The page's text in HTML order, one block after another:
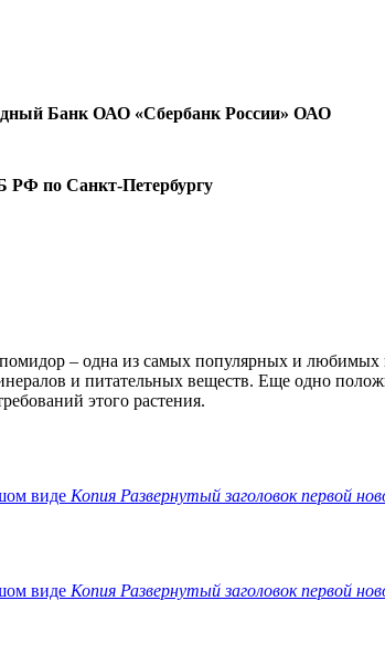
Банк ОАО «Сбербанк России» ОАО
РФ по Санкт-Петербургу
– одна из самых популярных и
и питательных веществ. Еще одно
этого растения.
Копия Развернутый заголовок первой
Копия Развернутый заголовок первой